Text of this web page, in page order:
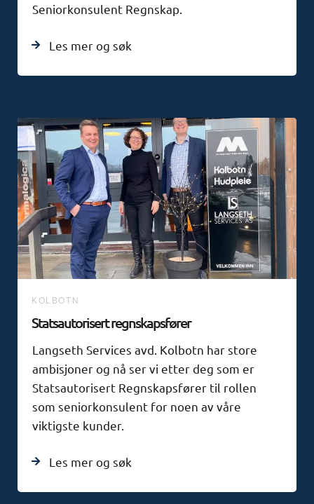
Seniorkonsulent Regnskap.
Les mer og søk
KOLBOTN
Statsautorisert regnskapsfører
Langseth Services avd. Kolbotn har store
ambisjoner og nå ser vi etter deg som er
Statsautorisert Regnskapsfører til rollen
som seniorkonsulent for noen av våre
viktigste kunder.
Les mer og søk